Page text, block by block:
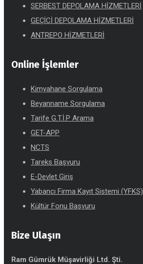
SERBEST DEPOLAMA HİZMETLERİ
GEÇİCİ DEPOLAMA HİZMETLERİ
ANTREPO HİZMETLERİ
Online İşlemler
Kimyahane Sorgulama
Beyanname Sorgulama
Tarife G.T.İ.P Arama
GET-APP
NCTS
Tareks Başvuru
E-Devlet Giriş
Yabancı Firma Kayıt Sistemi (YFKS)
Kültür Fonu Başvuru
Bize Ulaşın
Ram Gümrük Müşavirliği Ltd. Şti.